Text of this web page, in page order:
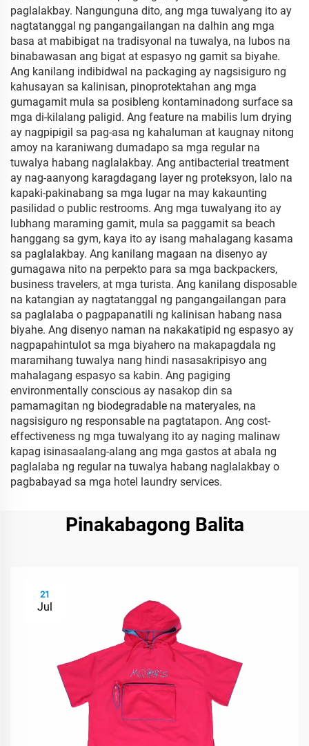
paglalakbay. Nangunguna dito, ang mga tuwalyang ito ay
nagtatanggal ng pangangailangan na dalhin ang mga
basa at mabibigat na tradisyonal na tuwalya, na lubos na
binabawasan ang bigat at espasyo ng gamit sa biyahe.
Ang kanilang indibidwal na packaging ay nagsisiguro ng
kahusayan sa kalinisan, pinoprotektahan ang mga
gumagamit mula sa posibleng kontaminadong surface sa
mga di-kilalang paligid. Ang feature na mabilis lum drying
ay nagpipigil sa pag-asa ng kahaluman at kaugnay nitong
amoy na karaniwang dumadapo sa mga regular na
tuwalya habang naglalakbay. Ang antibacterial treatment
ay nag-aanyong karagdagang layer ng proteksyon, lalo na
kapaki-pakinabang sa mga lugar na may kakaunting
pasilidad o public restrooms. Ang mga tuwalyang ito ay
lubhang maraming gamit, mula sa paggamit sa beach
hanggang sa gym, kaya ito ay isang mahalagang kasama
sa paglalakbay. Ang kanilang magaan na disenyo ay
gumagawa nito na perpekto para sa mga backpackers,
business travelers, at mga turista. Ang kanilang disposable
na katangian ay nagtatanggal ng pangangailangan para
sa paglalaba o pagpapanatili ng kalinisan habang nasa
biyahe. Ang disenyo naman na nakakatipid ng espasyo ay
nagpapahintulot sa mga biyahero na makapagdala ng
maramihang tuwalya nang hindi nasasakripisyo ang
mahalagang espasyo sa kabin. Ang pagiging
environmentally conscious ay nasakop din sa
pamamagitan ng biodegradable na materyales, na
nagsisiguro ng responsable na pagtatapon. Ang cost-
effectiveness ng mga tuwalyang ito ay naging malinaw
kapag isinasaalang-alang ang mga gastos at abala ng
paglalaba ng regular na tuwalya habang naglalakbay o
pagbabayad sa mga hotel laundry services.
Pinakabagong Balita
21
Jul